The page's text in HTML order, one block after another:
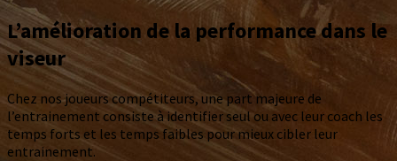
L’amélioration de la performance dans le
viseur
Chez nos joueurs compétiteurs, une part majeure de
l’entrainement consiste à identifier seul ou avec leur coach les
temps forts et les temps faibles pour mieux cibler leur
entrainement.